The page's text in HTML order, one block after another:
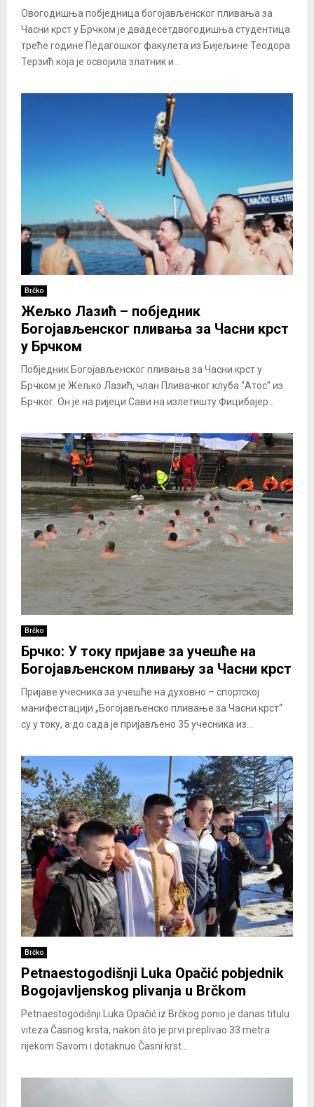
Овогодишња побједница богојављенског пливања за
Часни крст у Брчком је двадесетдвогодишња студентица
треће године Педагошког факулета из Бијељине Теодора
Терзић која је освојила златник и...
Brčko
Жељко Лазић – побједник
Богојављенског пливања за Часни крст
у Брчком
Побједник Богојављенског пливања за Часни крст у
Брчком је Жељко Лазић, члан Пливачког клуба “Атос” из
Брчког. Он је на ријеци Сави на излетишту Фицибајер...
Brčko
Брчко: У току пријаве за учешће на
Богојављенском пливању за Часни крст
Пријаве учесника за учешће на духовно – спортској
манифестацији „Богојављенско пливање за Часни крст“
су у току, а до сада је пријављено 35 учесника из...
Brčko
Petnaestogodišnji Luka Opačić pobjednik
Bogojavljenskog plivanja u Brčkom
Petnaestogodišnji Luka Opačić iz Brčkog ponio je danas titulu
viteza Časnog krsta, nakon što je prvi preplivao 33 metra
rijekom Savom i dotaknuo Časni krst...